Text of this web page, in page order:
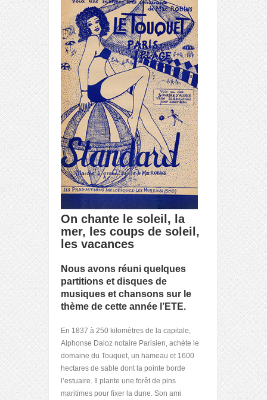
On chante le soleil, la
mer, les coups de soleil,
les vacances
Nous avons réuni quelques
partitions et disques de
musiques et chansons sur le
thème de cette année l’ETE.
En 1837 à 250 kilomètres de la capitale,
Alphonse Daloz notaire Parisien, achète le
domaine du Touquet, un hameau et 1600
hectares de sable dont la pointe borde
l’estuaire. Il plante une forêt de pins
maritimes pour fixer la dune. Son ami